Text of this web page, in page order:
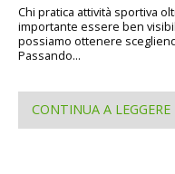
Chi pratica attività sportiva
importante essere ben
possiamo ottenere
Passando...
CONTINUA A LEGGERE